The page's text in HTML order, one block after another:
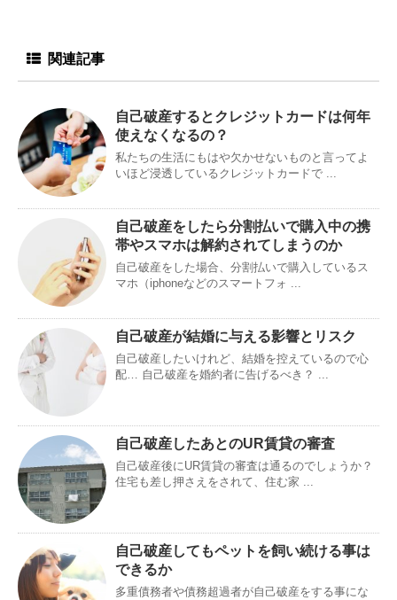
関連記事
自己破産するとクレジットカードは何年
使えなくなるの？
私たちの生活にもはや欠かせないものと言ってよ
いほど浸透しているクレジットカードで ...
自己破産をしたら分割払いで購入中の携
帯やスマホは解約されてしまうのか
自己破産をした場合、分割払いで購入しているス
マホ（iphoneなどのスマートフォ ...
自己破産が結婚に与える影響とリスク
自己破産したいけれど、結婚を控えているので心
配… 自己破産を婚約者に告げるべき？ ...
自己破産したあとのUR賃貸の審査
自己破産後にUR賃貸の審査は通るのでしょうか？
住宅も差し押さえをされて、住む家 ...
自己破産してもペットを飼い続ける事は
できるか
多重債務者や債務超過者が自己破産をする事にな